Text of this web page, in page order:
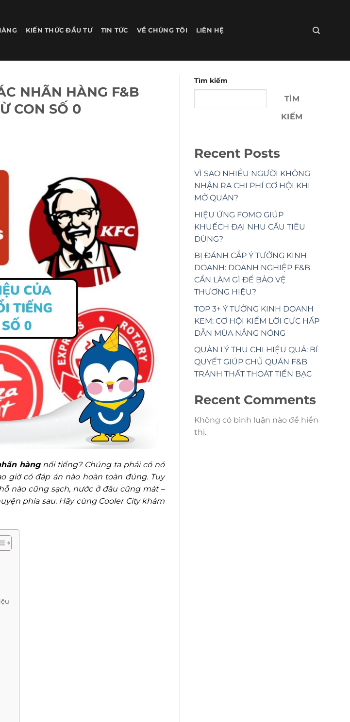
KIẾN THỨC ĐẦU TƯ TIN TỨC VỀ CHÚNG TÔI LIÊN HỆ
NHÃN HÀNG F&B
CON SỐ 0
hàngnổi tiếng? Chúng ta phải có nó
giờ có đáp án nào hoàn toàn đúng. Tuy
nào cũng sạch, nước ở đâu cũng mát –
phía sau. Hãy cùng Cooler City khám
Tìm kiếm
TÌM
KIẾM
Recent Posts
VÌ SAO NHIỀU NGƯỜI KHÔNG
NHẬN RA CHI PHÍ CƠ HỘI KHI
MỞ QUÁN?
HIỆU ỨNG FOMO GIÚP
KHUẾCH ĐẠI NHU CẦU TIÊU
DÙNG?
BỊ ĐÁNH CẮP Ý TƯỞNG KINH
DOANH: DOANH NGHIỆP F&B
CẦN LÀM GÌ ĐỂ BẢO VỆ
THƯƠNG HIỆU?
TOP 3+ Ý TƯỞNG KINH DOANH
KEM: CƠ HỘI KIẾM LỜI CỰC HẤP
DẪN MÙA NẮNG NÓNG
QUẢN LÝ THU CHI HIỆU QUẢ: BÍ
QUYẾT GIÚP CHỦ QUÁN F&B
TRÁNH THẤT THOÁT TIỀN BẠC
Recent Comments
Không có bình luận nào để hiển
thị.